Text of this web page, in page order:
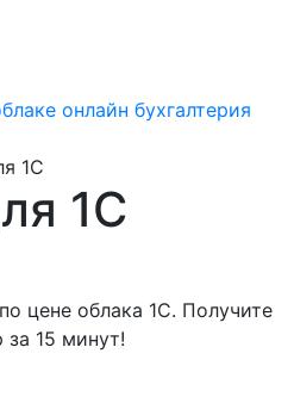
онлайн бухгалтерия
1С
1С
цене облака 1С. Получите
за 15 минут!